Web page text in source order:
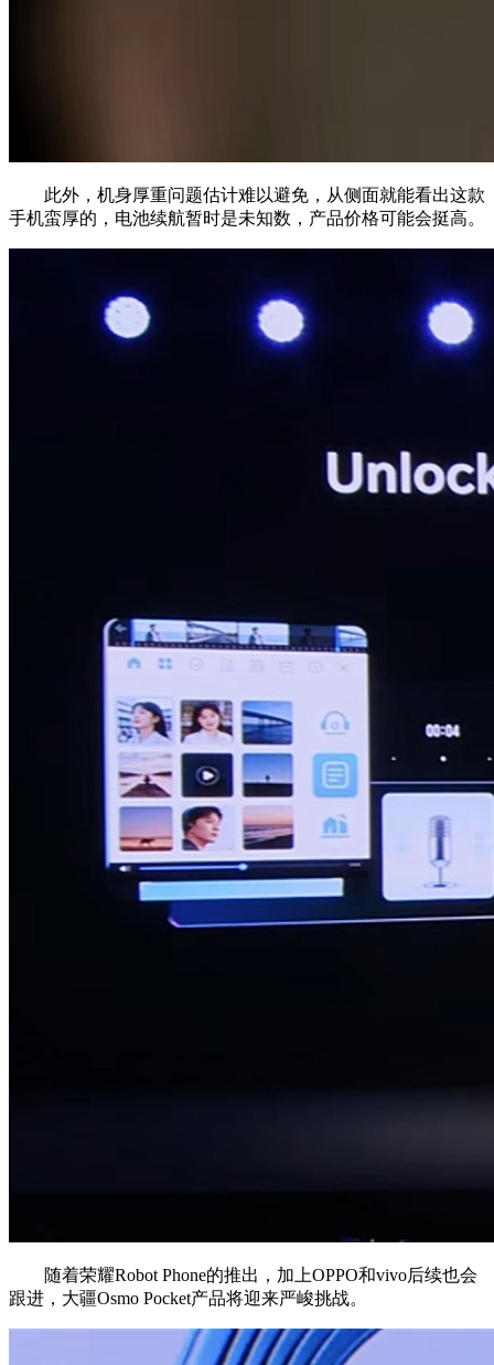
此外，机身厚重问题估计难以避免，从侧面就能看出这款
手机蛮厚的，电池续航暂时是未知数，产品价格可能会挺高。
随着荣耀Robot Phone的推出，加上OPPO和vivo后续也会
跟进，大疆Osmo Pocket产品将迎来严峻挑战。